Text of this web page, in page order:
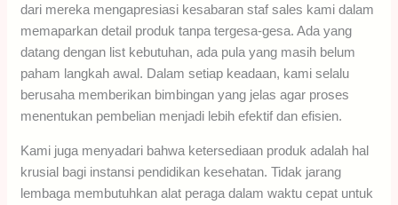
dari mereka mengapresiasi kesabaran staf sales kami dalam
memaparkan detail produk tanpa tergesa-gesa. Ada yang
datang dengan list kebutuhan, ada pula yang masih belum
paham langkah awal. Dalam setiap keadaan, kami selalu
berusaha memberikan bimbingan yang jelas agar proses
menentukan pembelian menjadi lebih efektif dan efisien.
Kami juga menyadari bahwa ketersediaan produk adalah hal
krusial bagi instansi pendidikan kesehatan. Tidak jarang
lembaga membutuhkan alat peraga dalam waktu cepat untuk